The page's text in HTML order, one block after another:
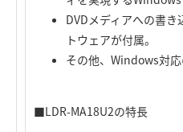
DVDメディアへの書
トウェアが付属。
その他、Windows対応
■LDR-MA18U2の特長